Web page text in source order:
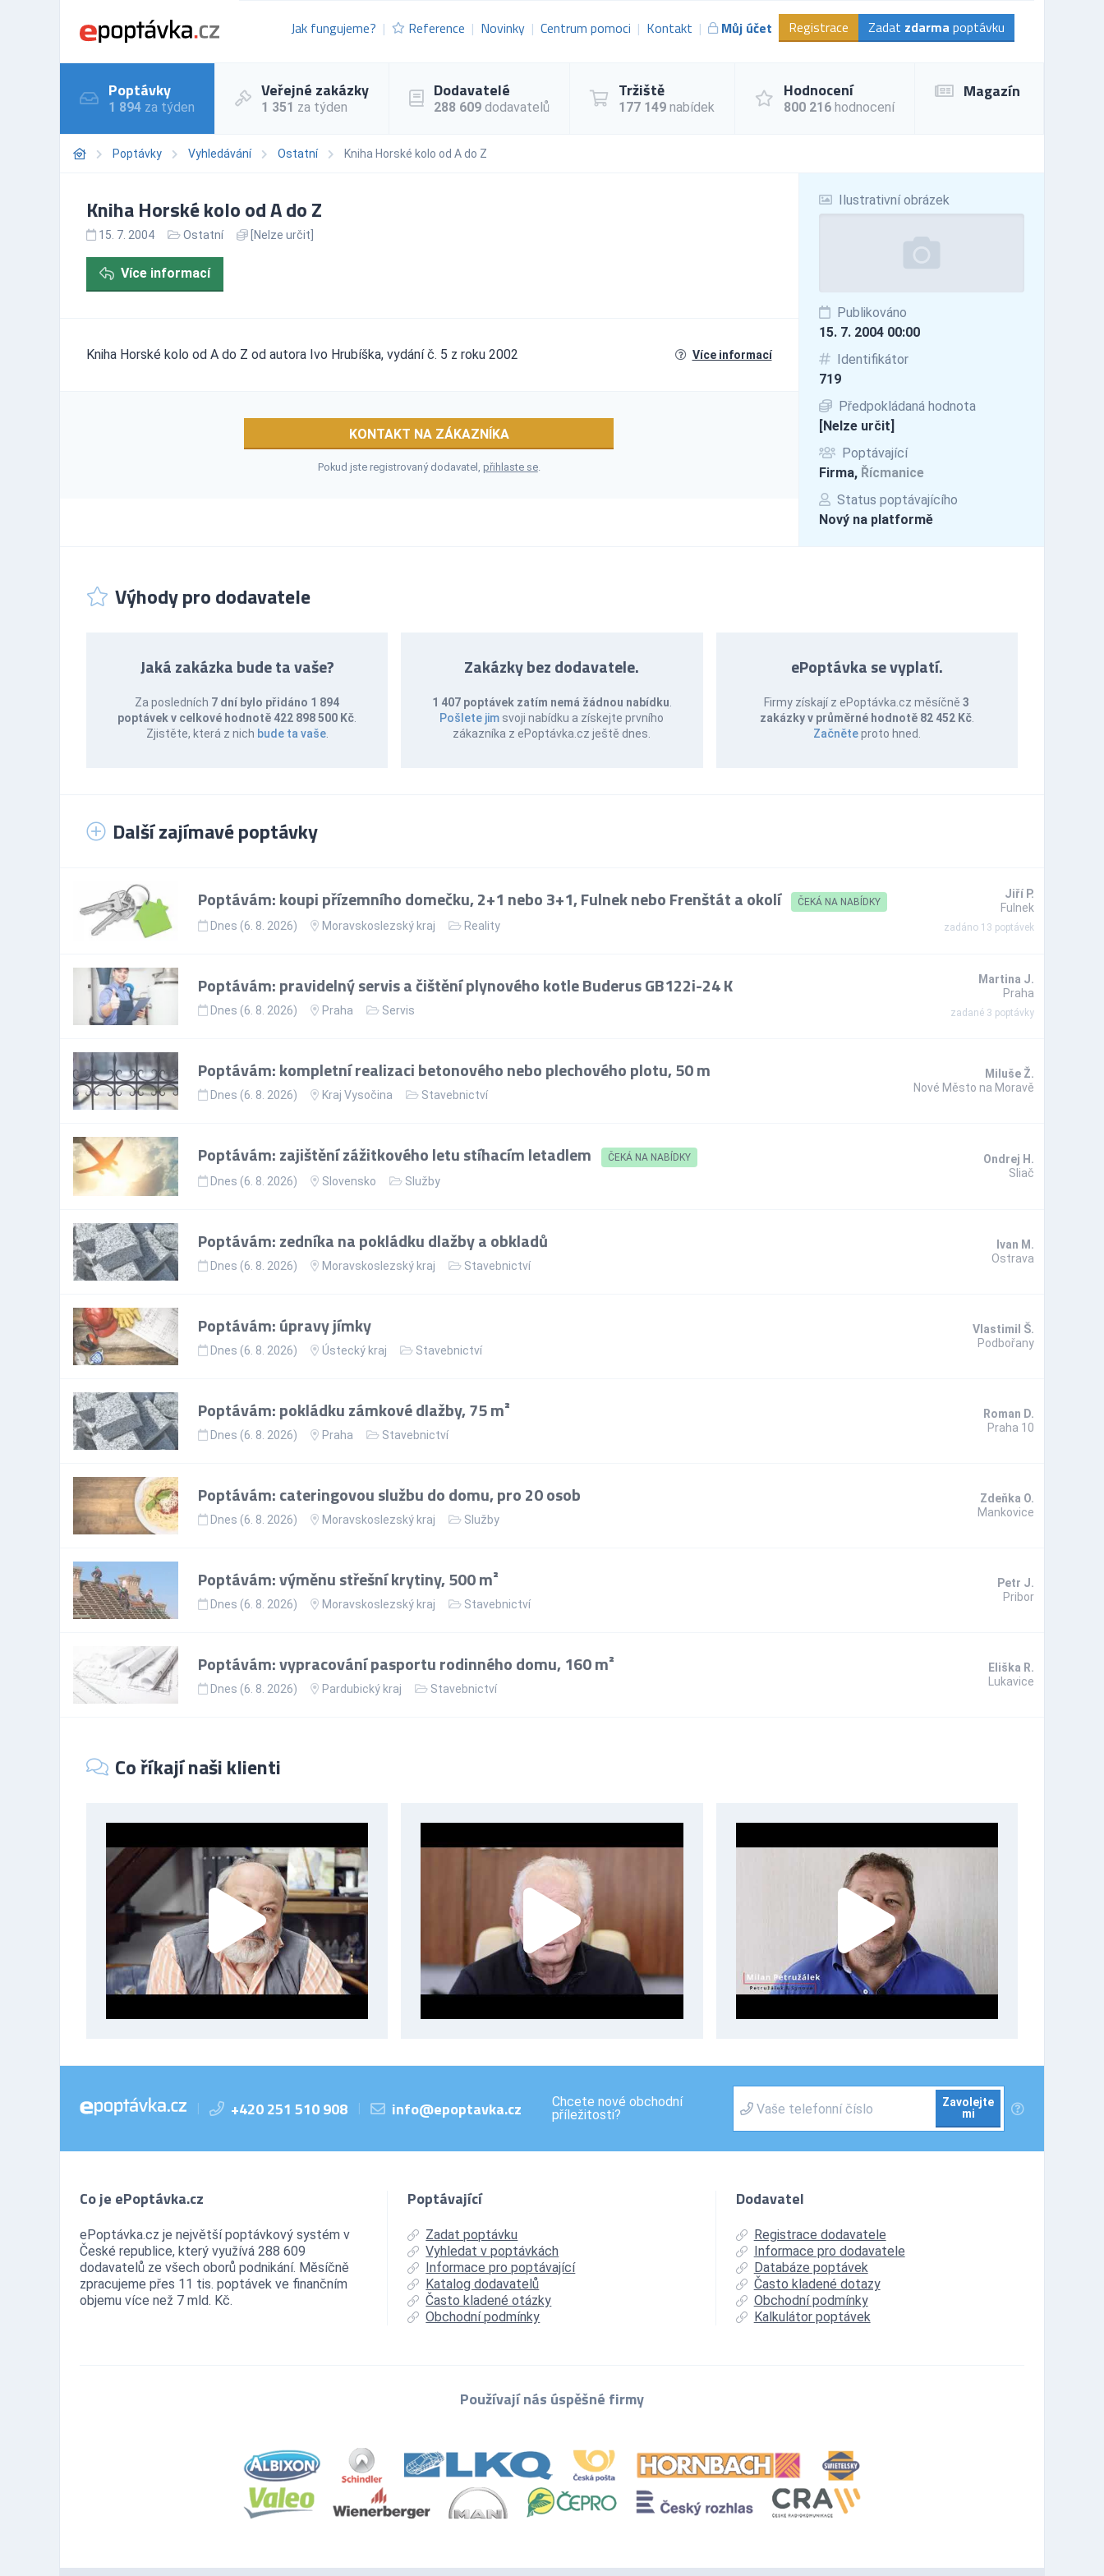
Jak fungujeme? Reference Novinky Centrum pomoci Kontakt Můj účet Registrace Zadat zdarma poptávku
Poptávky
1 894 za týden
Veřejné zakázky
1 351 za týden
Dodavatelé
288 609 dodavatelů
Tržiště
177 149 nabídek
Hodnocení
800 216 hodnocení
Magazín
Poptávky Vyhledávání Ostatní Kniha Horské kolo od A do Z
Ilustrativní obrázek
Publikováno
15. 7. 2004 00:00
Identifikátor
719
Předpokládaná hodnota
[Nelze určit]
Poptávající
Firma, Řícmanice
Status poptávajícího
Nový na platformě
Kniha Horské kolo od A do Z
15. 7. 2004 Ostatní [Nelze určit]
Více informací
Kniha Horské kolo od A do Z od autora Ivo Hrubíška, vydání č. 5 z roku 2002 Více informací
KONTAKT NA ZÁKAZNÍKA
Pokud jste registrovaný dodavatel, přihlaste se.
Výhody pro dodavatele
Jaká zakázka bude ta vaše?
Za posledních 7 dní bylo přidáno 1 894
poptávek v celkové hodnotě 422 898 500 Kč
Zjistěte, která z nich bude ta vaše.
Zakázky bez dodavatele.
1 407 poptávek zatím nemá žádnou nabídku
Pošlete jim svoji nabídku a získejte prvního
zákazníka z ePoptávka.cz ještě dnes.
ePoptávka se vyplatí.
Firmy získají z ePoptávka.cz měsíčně3
zakázky v průměrné hodnotě 82 452 Kč.
Začněteproto hned.
Další zajímavé poptávky
Poptávám: koupi přízemního domečku, 2+1 nebo 3+1, Fulnek nebo Frenštát a okolí ČEKÁ NA NABÍDKY
Dnes (6. 8. 2026) Moravskoslezský kraj Reality
Jiří P.
Fulnek
zadáno 13 poptávek
Poptávám: pravidelný servis a čištění plynového kotle Buderus GB122i-24 K
Dnes (6. 8. 2026) Praha Servis
Martina J.
Praha
zadané 3 poptávky
Poptávám: kompletní realizaci betonového nebo plechového plotu, 50 m
Dnes (6. 8. 2026) Kraj Vysočina Stavebnictví
Miluše Ž.
Nové Město na Moravě
Poptávám: zajištění zážitkového letu stíhacím letadlem ČEKÁ NA NABÍDKY
Dnes (6. 8. 2026) Slovensko Služby
Ondrej H.
Sliač
Poptávám: zedníka na pokládku dlažby a obkladů
Dnes (6. 8. 2026) Moravskoslezský kraj Stavebnictví
Ivan M.
Ostrava
Poptávám: úpravy jímky
Dnes (6. 8. 2026) Ústecký kraj Stavebnictví
Vlastimil Š.
Podbořany
Poptávám: pokládku zámkové dlažby, 75 m²
Dnes (6. 8. 2026) Praha Stavebnictví
Roman D.
Praha 10
Poptávám: cateringovou službu do domu, pro 20 osob
Dnes (6. 8. 2026) Moravskoslezský kraj Služby
Zdeňka O.
Mankovice
Poptávám: výměnu střešní krytiny, 500 m²
Dnes (6. 8. 2026) Moravskoslezský kraj Stavebnictví
Petr J.
Pribor
Poptávám: vypracování pasportu rodinného domu, 160 m²
Dnes (6. 8. 2026) Pardubický kraj Stavebnictví
Eliška R.
Lukavice
Co říkají naši klienti
| +420 251 510 908 | info@epoptavka.cz
Chcete nové obchodní
příležitosti?
Zavolejte
mi
Co je ePoptávka.cz
ePoptávka.cz je největší poptávkový systém v
České republice, který využívá 288 609
dodavatelů ze všech oborů podnikání. Měsíčně
zpracujeme přes 11 tis. poptávek ve finančním
objemu více než 7 mld. Kč.
Poptávající
Zadat poptávku
Vyhledat v poptávkách
Informace pro poptávající
Katalog dodavatelů
Často kladené otázky
Obchodní podmínky
Dodavatel
Registrace dodavatele
Informace pro dodavatele
Databáze poptávek
Často kladené dotazy
Obchodní podmínky
Kalkulátor poptávek
Používají nás úspěšné firmy